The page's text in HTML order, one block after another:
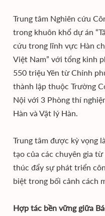
Trung tâm Nghiên cứu
trong khuôn khổ dự án
cứu trong lĩnh vực Hàn
Việt Nam” với tổng kinh
550 triệu Yên từ Chính
thành lập thuộc Trường
Nội với 3 Phòng thí
Hàn và Vật lý Hàn.
Trung tâm được kỳ vọng
tạo của các chuyên gia
thúc đẩy sự phát triển
biệt trong bối cảnh cách
Hợp tác bền vững giữa